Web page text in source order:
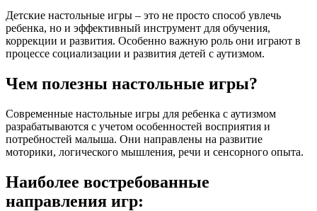
Детские настольные игры – это не просто способ увлечь
ребенка, но и эффективный инструмент для обучения,
коррекции и развития. Особенно важную роль они играют в
процессе социализации и развития детей с аутизмом.
Чем полезны настольные игры?
Современные настольные игры для ребенка с аутизмом
разрабатываются с учетом особенностей восприятия и
потребностей малыша. Они направлены на развитие
моторики, логического мышления, речи и сенсорного опыта.
Наиболее востребованные
направления игр: